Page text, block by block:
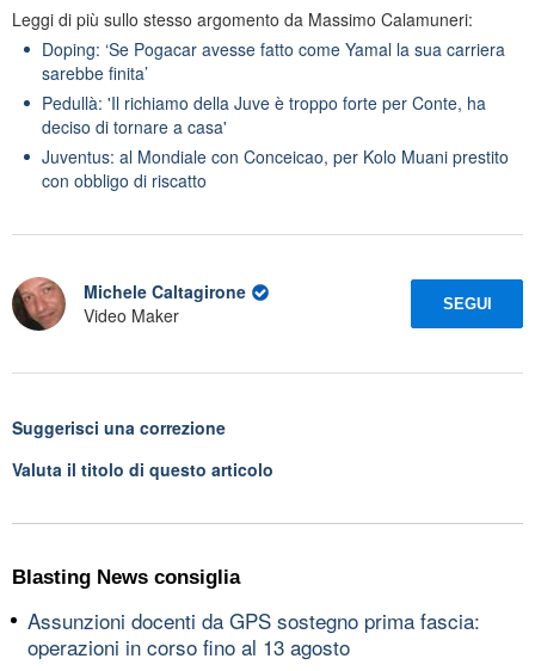
Leggi di più sullo stesso argomento da Massimo Calamuneri:
Doping: ‘Se Pogacar avesse fatto come Yamal la sua carriera
sarebbe finita’
Pedullà: 'Il richiamo della Juve è troppo forte per Conte, ha
deciso di tornare a casa'
Juventus: al Mondiale con Conceicao, per Kolo Muani prestito
con obbligo di riscatto
Michele Caltagirone
Video Maker
SEGUI
Suggerisci una correzione
Valuta il titolo di questo articolo
Blasting News consiglia
Assunzioni docenti da GPS sostegno prima fascia:
operazioni in corso fino al 13 agosto